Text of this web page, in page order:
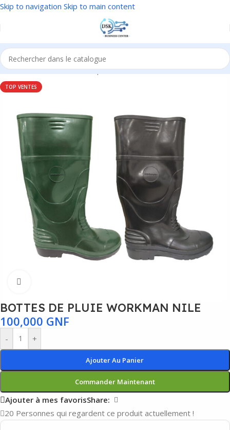
Skip to navigation Skip to main content
Accueil/EPI/Protection des pieds
TOP VENTES
BOTTES DE PLUIE WORKMAN NILE
100,000 GNF
- +
Ajouter Au Panier
Commander Maintenant
Ajouter à mes favorisShare:
20 Personnes qui regardent ce produit actuellement !